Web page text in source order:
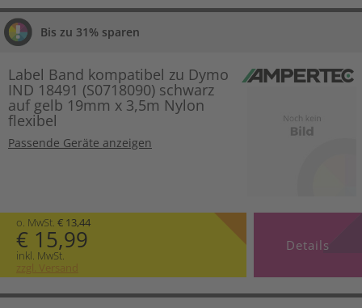
Bis zu 31% sparen
Label Band kompatibel zu Dymo
IND 18491 (S0718090) schwarz
auf gelb 19mm x 3,5m Nylon
flexibel
Passende Geräte anzeigen
o. MwSt. € 13,44
€ 15,99
inkl. MwSt.
zzgl. Versand
Details